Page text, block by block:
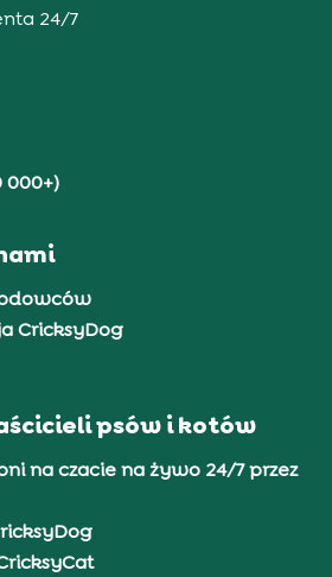
24/7
000+)
CricksyDog
psów i kotów
na czacie na żywo 24/7 przez